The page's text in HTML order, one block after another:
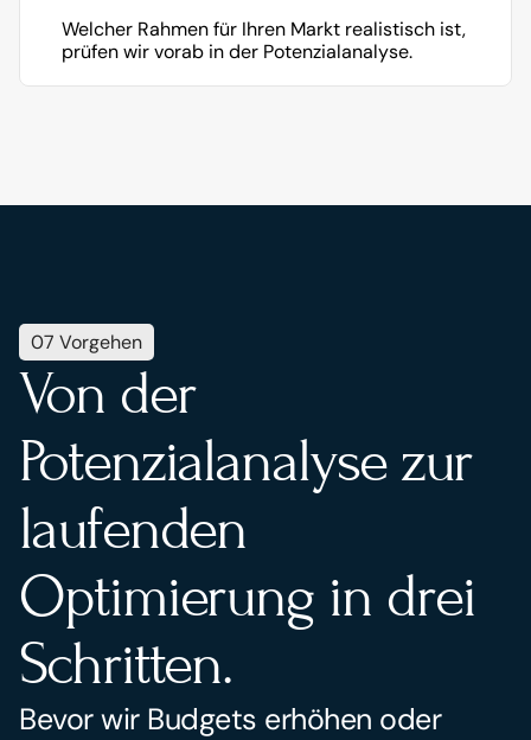
Welcher Rahmen für Ihren Markt realistisch ist,
prüfen wir vorab in der Potenzialanalyse.
07 Vorgehen
Von der
Potenzialanalyse zur
laufenden
Optimierung in drei
Schritten.
Bevor wir Budgets erhöhen oder